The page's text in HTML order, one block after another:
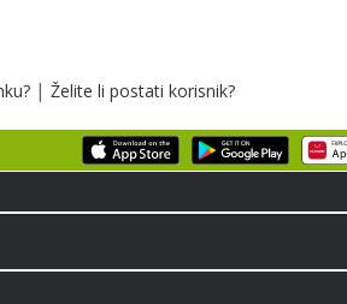
| Želite li postati korisnik?